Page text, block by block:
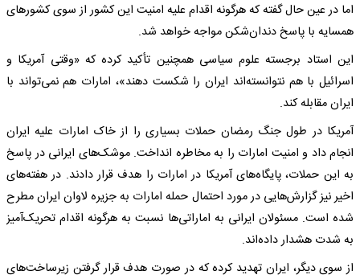
اما در عین حال گفته که هرگونه اقدام علیه امنیت این کشور از سوی کشورهای
همسایه با پاسخ دندان‌شکن مواجه خواهد شد.
این استاد برجسته علوم سیاسی همچنین تأکید کرده که «وقتی آمریکا و
اسرائیل با هم نتوانسته‌اند ایران را شکست دهند»، امارات هم نمی‌تواند با
ایران مقابله کند.
آمریکا در طول جنگ رمضان حملات بسیاری را از خاک امارات علیه ایران
انجام داد و امنیت امارات را به مخاطره انداخت. موشک‌های ایرانی در پاسخ
به این حملات، پایگاه‌های آمریکا در امارات را هدف قرار دادند. در هفته‌های
اخیر نیز گزارش‌هایی در مورد احتمال حمله امارات به جزیره لاوان ایران مطرح
شده است. مسئولان ایرانی به اماراتی‌ها نسبت به هرگونه اقدام تحریک‌آمیز
به شدت هشدار داده‌اند.
از سوی دیگر، ایران تهدید کرده که در صورت هدف قرار گرفتن زیرساخت‌های